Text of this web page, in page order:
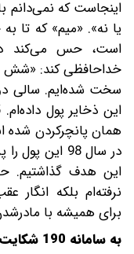
اینجاست که نمی‌دانم
است، حس می‌کند
خداحافظی کند: «شش
سخت شده‌ایم. سالی دو
در سال 98
این هدف گذاشتیم.
نرفته‌ام بلکه انگار
برای همیشه با
به سامانه 190 شکایت می‌کنیم